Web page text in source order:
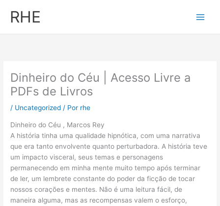
RHE
Dinheiro do Céu | Acesso Livre a
PDFs de Livros
/ Uncategorized / Por rhe
Dinheiro do Céu , Marcos Rey
A história tinha uma qualidade hipnótica, com uma narrativa
que era tanto envolvente quanto perturbadora. A história teve
um impacto visceral, seus temas e personagens
permanecendo em minha mente muito tempo após terminar
de ler, um lembrete constante do poder da ficção de tocar
nossos corações e mentes. Não é uma leitura fácil, de
maneira alguma, mas as recompensas valem o esforço,